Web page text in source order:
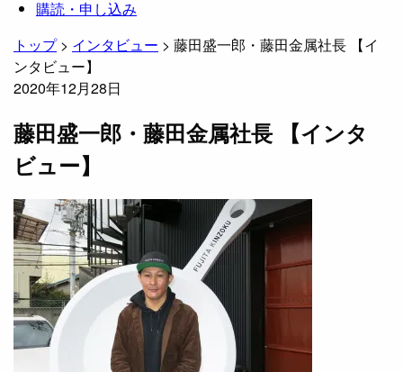
購読・申し込み
トップ> インタビュー > 藤田盛一郎・藤田金属社長 【イ
ンタビュー】
2020年12月28日
藤田盛一郎・藤田金属社長 【インタ
ビュー】